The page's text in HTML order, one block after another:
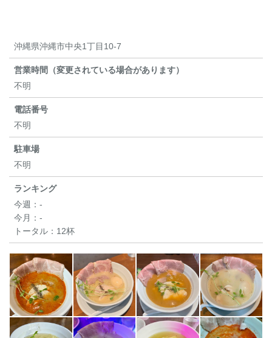
沖縄県沖縄市中央1丁目10-7
営業時間（変更されている場合があります）
不明
電話番号
不明
駐車場
不明
ランキング
今週： -
今月： -
トータル： 12杯